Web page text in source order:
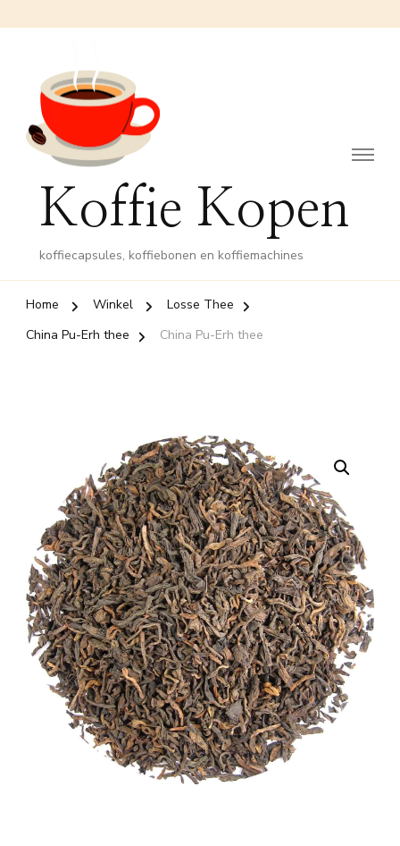
Koffie Kopen
koffiecapsules, koffiebonen en koffiemachines
Home Winkel
Losse Thee
China Pu-Erh thee
China Pu-Erh thee